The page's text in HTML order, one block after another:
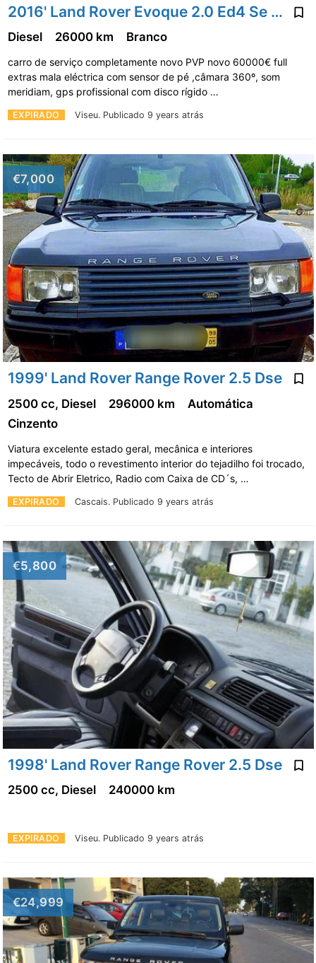
2016' Land Rover Evoque 2.0 Ed4 Se Dynamic
EXPIRADO Viseu. Publicado 9 years atrás
Diesel 26000 km Branco
carro de serviço completamente novo PVP novo 60000€ full
extras mala eléctrica com sensor de pé ,câmara 360º, som
meridiam, gps profissional com disco rígido …
€7,000
1999' Land Rover Range Rover 2.5 Dse
EXPIRADO Cascais. Publicado 9 years atrás
2500 cc, Diesel 296000 km
Automática
Cinzento
Viatura excelente estado geral, mecânica e interiores
impecáveis, todo o revestimento interior do tejadilho foi trocado,
Tecto de Abrir Eletrico, Radio com Caixa de CD´s, …
€5,800
1998' Land Rover Range Rover 2.5 Dse
EXPIRADO Viseu. Publicado 9 years atrás
2500 cc, Diesel 240000 km
€24,999